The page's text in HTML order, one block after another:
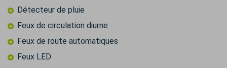
Détecteur de pluie
Feux de circulation diurne
Feux de route automatiques
Feux LED